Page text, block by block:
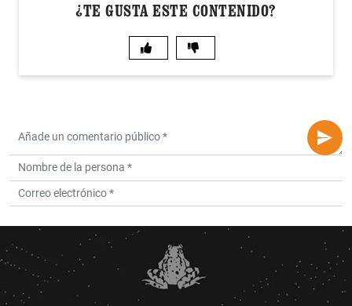
¿TE GUSTA ESTE CONTENIDO?